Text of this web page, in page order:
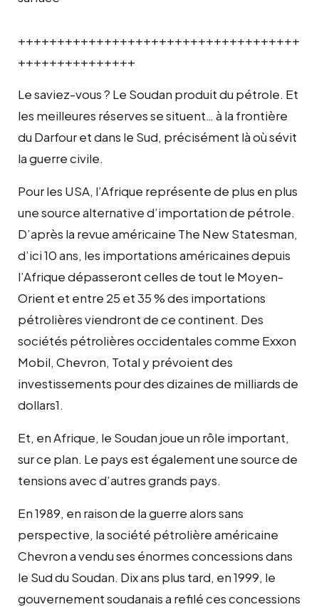
++++++++++++++++++++++++++++++++++++
+++++++++++++++
Le saviez-vous ? Le Soudan produit du pétrole. Et
les meilleures réserves se situent… à la frontière
du Darfour et dans le Sud, précisément là où sévit
la guerre civile.
Pour les USA, l’Afrique représente de plus en plus
une source alternative d’importation de pétrole.
D’après la revue américaine The New Statesman,
d’ici 10 ans, les importations américaines depuis
l’Afrique dépasseront celles de tout le Moyen-
Orient et entre 25 et 35 % des importations
pétrolières viendront de ce continent. Des
sociétés pétrolières occidentales comme Exxon
Mobil, Chevron, Total y prévoient des
investissements pour des dizaines de milliards de
dollars1.
Et, en Afrique, le Soudan joue un rôle important,
sur ce plan. Le pays est également une source de
tensions avec d’autres grands pays.
En 1989, en raison de la guerre alors sans
perspective, la société pétrolière américaine
Chevron a vendu ses énormes concessions dans
le Sud du Soudan. Dix ans plus tard, en 1999, le
gouvernement soudanais a refilé ces concessions